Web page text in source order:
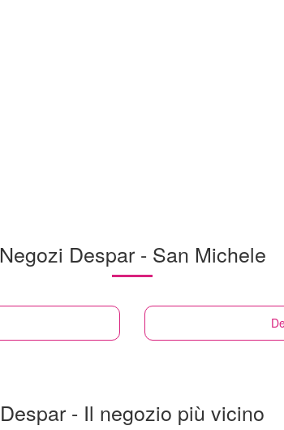
Negozi Despar - San Michele
Despar - Il negozio più vicino